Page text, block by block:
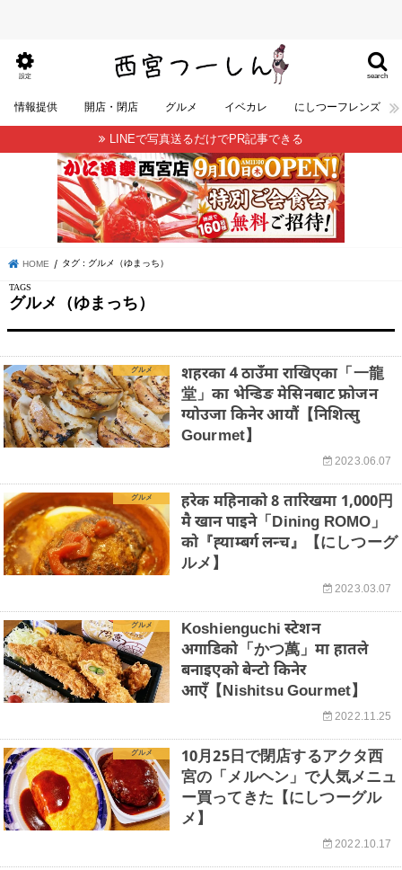
search
設定
情報提供 開店・閉店 グルメ イベカレ にしつーフレンズ
LINEで写真送るだけでPR記事できる
HOME タグ : グルメ（ゆまっち）
グルメ（ゆまっち）
グルメ
शहरका 4 ठाउँमा राखिएका「一龍
堂」का भेन्डिङ मेसिनबाट फ्रोजन
ग्योउजा किनेर आयौं【निशित्सु
Gourmet】
2023.06.07
グルメ
हरेक महिनाको 8 तारिखमा 1,000円
मै खान पाइने「Dining ROMO」
को『ह्याम्बर्ग लन्च』【にしつーグ
ルメ】
2023.03.07
グルメ
Koshienguchi स्टेशन
अगाडिको「かつ萬」मा हातले
बनाइएको बेन्टो किनेर
आएँ【Nishitsu Gourmet】
2022.11.25
グルメ
10月25日で閉店するアクタ西
宮の「メルヘン」で人気メニュ
ー買ってきた【にしつーグル
メ】
2022.10.17